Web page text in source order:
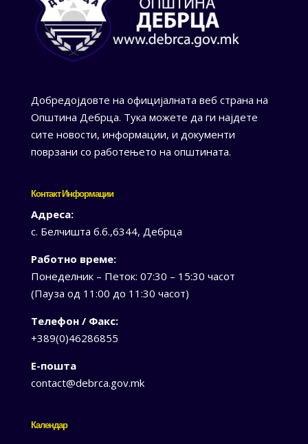
Добредојдовте на официјалната веб страна на
Општина Дебрца. Тука можете да ги најдете
сите новости, информации, и документи
поврзани со работењето на општината.
Контакт Информации
Адреса:
с. Белчишта б.б.,6344, Дебрца
Работно време:
Понеделник – Петок: 07:30 – 15:30 часот
(Пауза од 11:00 до 11:30 часот)
Телефон / Факс:
+389(0)46286855
Е-пошта
contact@debrca.gov.mk
Календар